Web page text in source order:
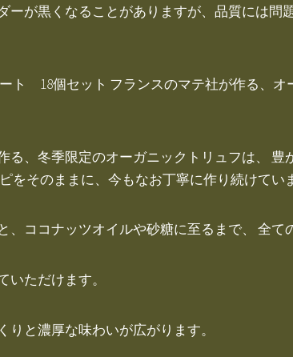
が黒くなることがありますが、品質には問
18個セット フランスのマテ社が作る、オ
る、冬季限定のオーガニックトリュフは、
をそのままに、今もなお丁寧に作り続けてい
、ココナッツオイルや砂糖に至るまで、 全て
ただけます。
と濃厚な味わいが広がります。